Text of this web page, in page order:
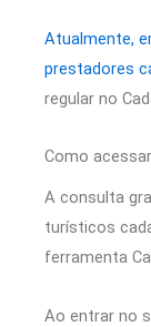
Atualmente,
prestadores
regular no
Como acessar
A consulta
turísticos
ferramenta
Ao entrar no